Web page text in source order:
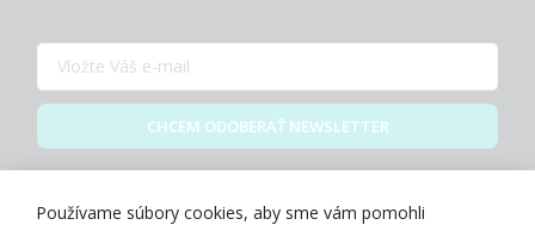
CHCEM ODOBERAŤ NEWSLETTER
Používame súbory cookies, aby sme vám pomohli